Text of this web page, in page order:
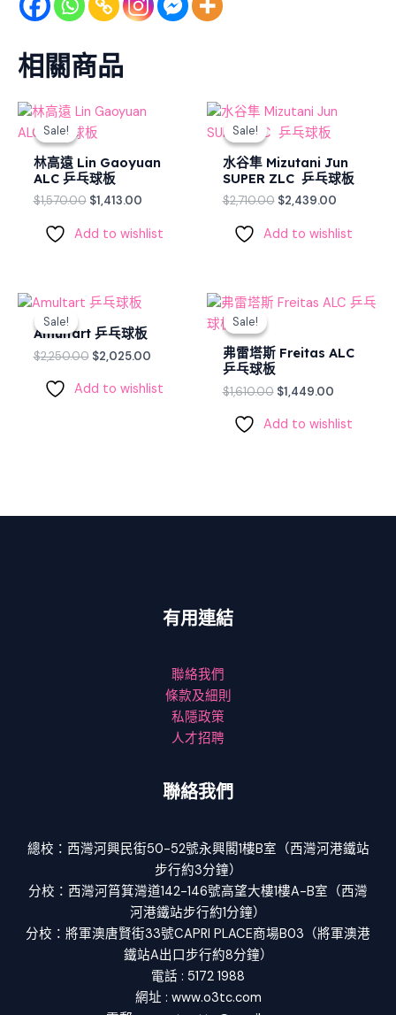
相關商品
Sale!
Sale!
林高遠 Lin Gaoyuan
ALC 乒乓球板
$1,570.00
Original
price
was:
$1,413.00
Current
Add to wishlist
Sale!
Sale!
水谷隼 Mizutani Jun
SUPER ZLC 乒乓球板
$2,710.00
Original
price
was:
$2,710.00.
$2,439.00
Current
Add to wishlist
Sale!
Sale!
Amultart 乒乓球板
$2,250.00
Original
was:
$2,250.00.
$2,025.00
Add to wishlist
Sale!
Sale!
弗雷塔斯 Freitas ALC
乒乓球板
$1,610.00
Original
$1,610.00.
$1,449.00
Current
Add to wishlist
有用連結
聯絡我們
條款及細則
私隱政策
人才招聘
聯絡我們
總校：西灣河興民街50-52號永興閣1樓B室（西灣河港鐵站
步行約3分鐘）
分校：西灣河筲箕灣道142-146號高望大樓1樓A-B室（西灣
河港鐵站步行約1分鐘）
分校：將軍澳唐賢街33號CAPRI PLACE商場B03（將軍澳港
鐵站A出口步行約8分鐘）
電話 : 5172 1988
網址 : www.o3tc.com